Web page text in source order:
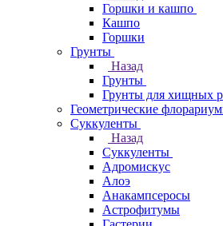
Горшки и кашпо
Кашпо
Горшки
Грунты
Назад
Грунты
Грунты для хищных
Геометрические
Суккуленты
Назад
Суккуленты
Адромискус
Алоэ
Анакампсеросы
Астрофитумы